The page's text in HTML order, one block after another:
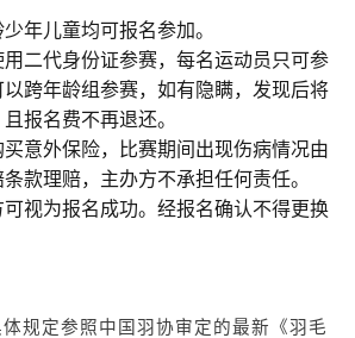
年儿童均可报名参加。
二代身份证参赛，每名运动员只可参
跨年龄组参赛，如有隐瞒，发现后将
报名费不再退还。
意外保险，比赛期间出现伤病情况由
款理赔，主办方不承担任何责任。
视为报名成功。经报名确认不得更换
体规定参照中国羽协审定的最新《羽毛